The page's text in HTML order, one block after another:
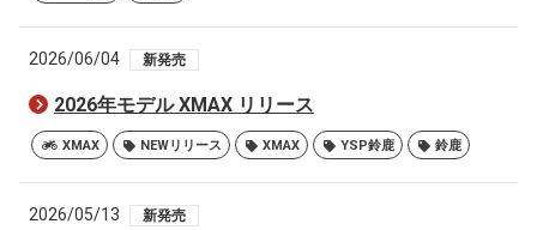
2026/06/04 新発売
2026年モデル XMAX リリース
XMAX NEWリリース XMAX YSP鈴鹿 鈴鹿
2026/05/13 新発売